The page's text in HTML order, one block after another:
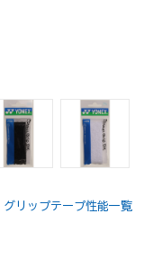
グリップテープ性能一覧